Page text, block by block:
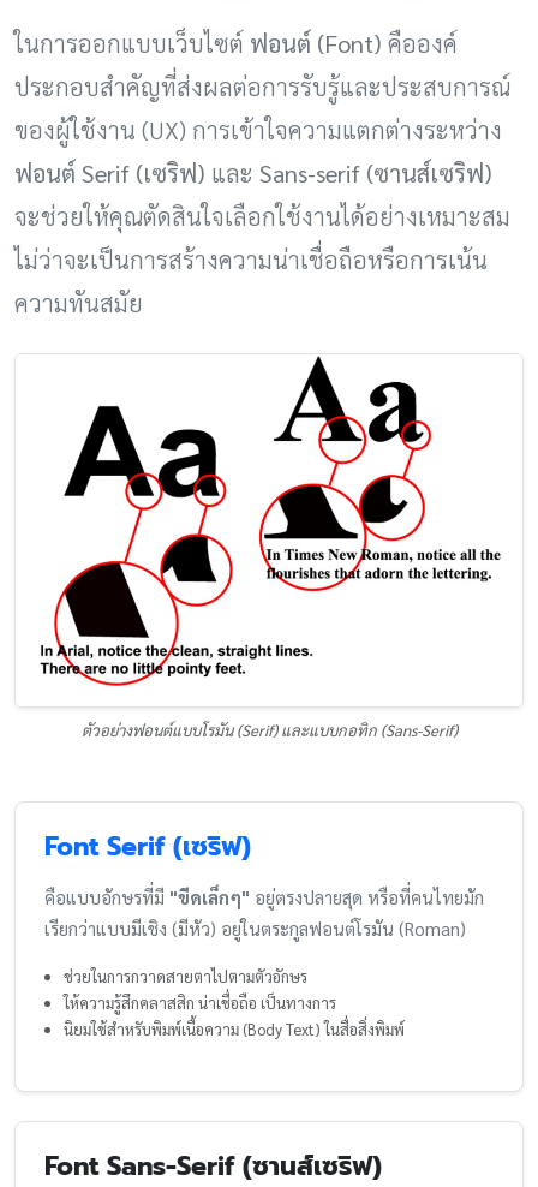
ในการออกแบบเว็บไซต์ ฟอนต์ (Font) คือองค์
ประกอบสำคัญที่ส่งผลต่อการรับรู้และประสบการณ์
ของผู้ใช้งาน (UX) การเข้าใจความแตกต่างระหว่าง
ฟอนต์ Serif (เซริฟ) และ Sans-serif (ซานส์เซริฟ)
จะช่วยให้คุณตัดสินใจเลือกใช้งานได้อย่างเหมาะสม
ไม่ว่าจะเป็นการสร้างความน่าเชื่อถือหรือการเน้น
ความทันสมัย
ตัวอย่างฟอนต์แบบโรมัน (Serif) และแบบกอทิก (Sans-Serif)
Font Serif (เซริฟ)
คือแบบอักษรที่มี "ขีดเล็กๆ" อยู่ตรงปลายสุด หรือที่คนไทยมัก
เรียกว่าแบบมีเชิง (มีหัว) อยู่ในตระกูลฟอนต์โรมัน (Roman)
ช่วยในการกวาดสายตาไปตามตัวอักษร
ให้ความรู้สึกคลาสสิก น่าเชื่อถือ เป็นทางการ
นิยมใช้สำหรับพิมพ์เนื้อความ (Body Text) ในสื่อสิ่งพิมพ์
Font Sans-Serif (ซานส์เซริฟ)